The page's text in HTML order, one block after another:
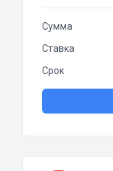
Сумма
Ставка
Срок